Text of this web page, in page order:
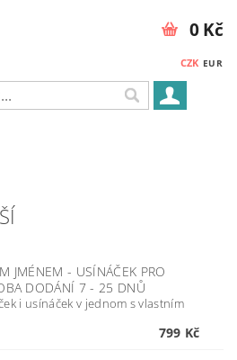
CZK EUR
0 Kč
JMÉNEM - USÍNÁČEK PRO
DODÁNÍ 7 - 25 DNŮ
i usínáček v jednom s vlastním
799 Kč